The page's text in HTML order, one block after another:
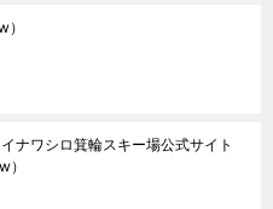
）
ナワシロ箕輪スキー場公式サイト
）